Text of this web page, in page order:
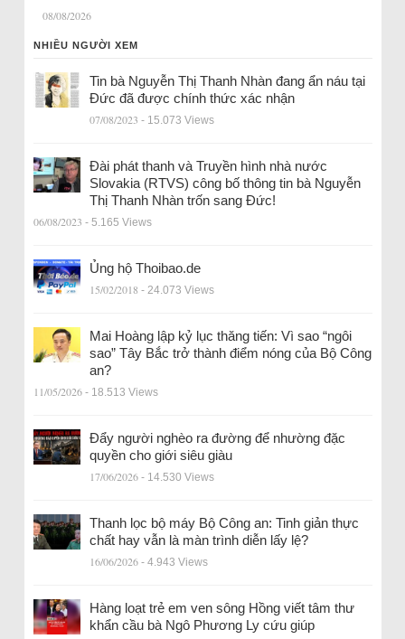
08/08/2026
NHIỀU NGƯỜI XEM
Tin bà Nguyễn Thị Thanh Nhàn đang ẩn náu tại
Đức đã được chính thức xác nhận
07/08/2023 - 15.073 Views
Đài phát thanh và Truyền hình nhà nước
Slovakia (RTVS) công bố thông tin bà Nguyễn
Thị Thanh Nhàn trốn sang Đức!
06/08/2023 - 5.165 Views
Ủng hộ Thoibao.de
15/02/2018 - 24.073 Views
Mai Hoàng lập kỷ lục thăng tiến: Vì sao “ngôi
sao” Tây Bắc trở thành điểm nóng của Bộ Công
an?
11/05/2026 - 18.513 Views
Đẩy người nghèo ra đường để nhường đặc
quyền cho giới siêu giàu
17/06/2026 - 14.530 Views
Thanh lọc bộ máy Bộ Công an: Tinh giản thực
chất hay vẫn là màn trình diễn lấy lệ?
16/06/2026 - 4.943 Views
Hàng loạt trẻ em ven sông Hồng viết tâm thư
khẩn cầu bà Ngô Phương Ly cứu giúp